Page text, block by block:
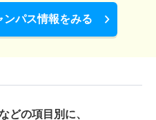
ンパス情報をみる
どの項目別に、